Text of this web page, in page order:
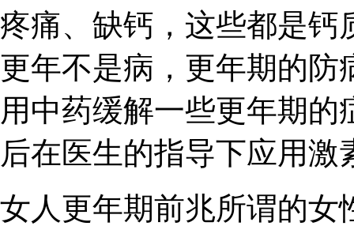
疼痛、缺钙，这些都是钙
更年不是病，更年期的防
用中药缓解一些更年期
后在医生的指导下应用激
女人更年期前兆所谓的女